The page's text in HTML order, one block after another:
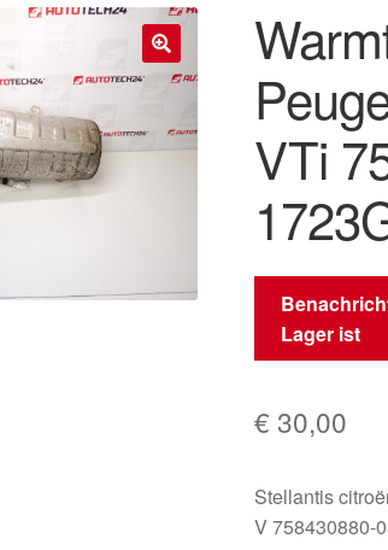
VTi
Lager ist
€ 30,00
Stellantis
V 758430880-